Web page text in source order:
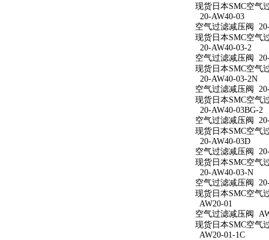
现货日本SMC空气
20-AW40-03
空气过滤减压阀
现货日本SMC空气
20-AW40-03-2
空气过滤减压阀
现货日本SMC空气
20-AW40-03-2N
空气过滤减压阀
现货日本SMC空气
20-AW40-03BG-2
空气过滤减压阀
现货日本SMC空气
20-AW40-03D
空气过滤减压阀
现货日本SMC空气
20-AW40-03-N
空气过滤减压阀
现货日本SMC空气
AW20-01
空气过滤减压阀
现货日本SMC空气
AW20-01-1C